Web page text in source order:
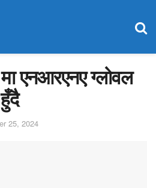
एनआरएनए ग्लोवल
25, 2024